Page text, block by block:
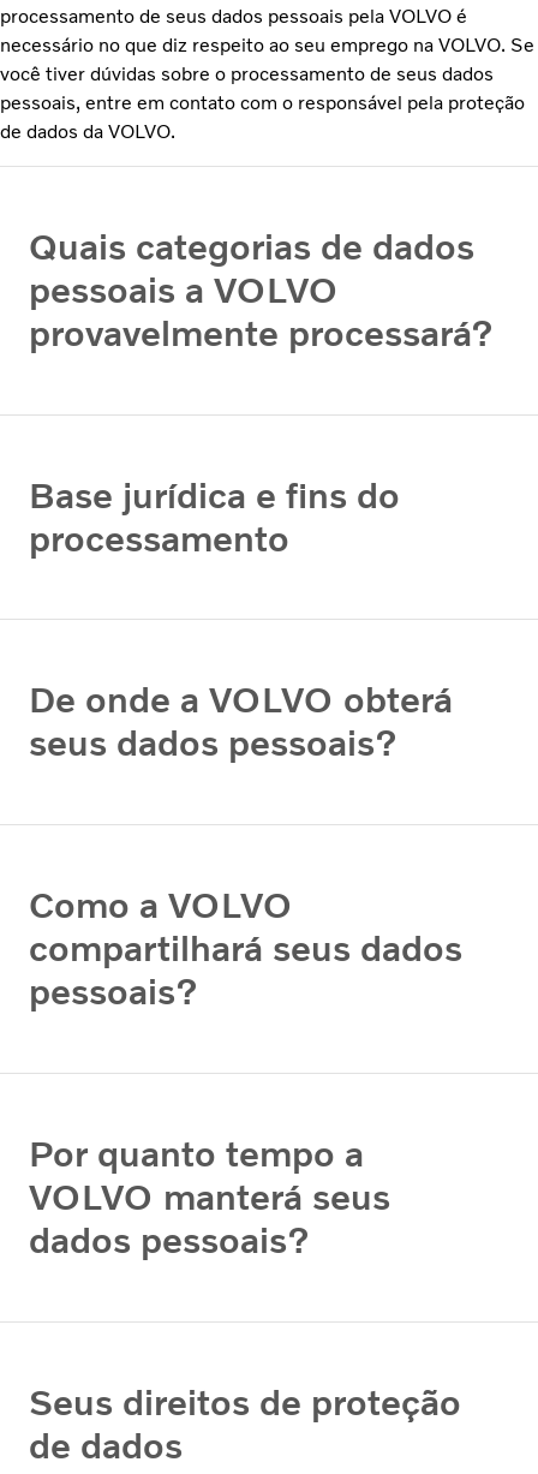
processamento de seus dados pessoais pela VOLVO é
necessário no que diz respeito ao seu emprego na VOLVO. Se
você tiver dúvidas sobre o processamento de seus dados
pessoais, entre em contato com o responsável pela proteção
de dados da VOLVO.
Quais categorias de dados
pessoais a VOLVO
provavelmente processará?
Base jurídica e fins do
processamento
De onde a VOLVO obterá
seus dados pessoais?
Como a VOLVO
compartilhará seus dados
pessoais?
Por quanto tempo a
VOLVO manterá seus
dados pessoais?
Seus direitos de proteção
de dados